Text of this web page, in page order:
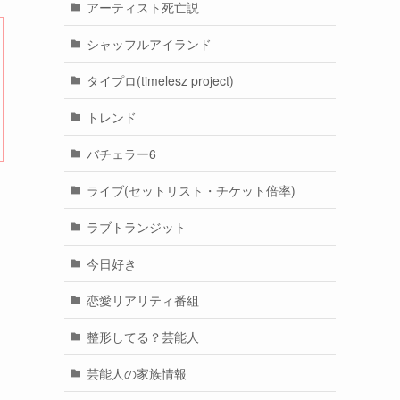
アーティスト死亡説
シャッフルアイランド
タイプロ(timelesz project)
トレンド
バチェラー6
ライブ(セットリスト・チケット倍率)
ラブトランジット
今日好き
恋愛リアリティ番組
整形してる？芸能人
芸能人の家族情報